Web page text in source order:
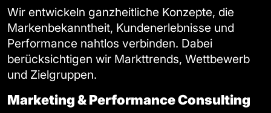
Wir entwickeln ganzheitliche Konzepte, die
Markenbekanntheit, Kundenerlebnisse und
Performance nahtlos verbinden. Dabei
berücksichtigen wir Markttrends, Wettbewerb
und Zielgruppen.
Marketing & Performance Consulting